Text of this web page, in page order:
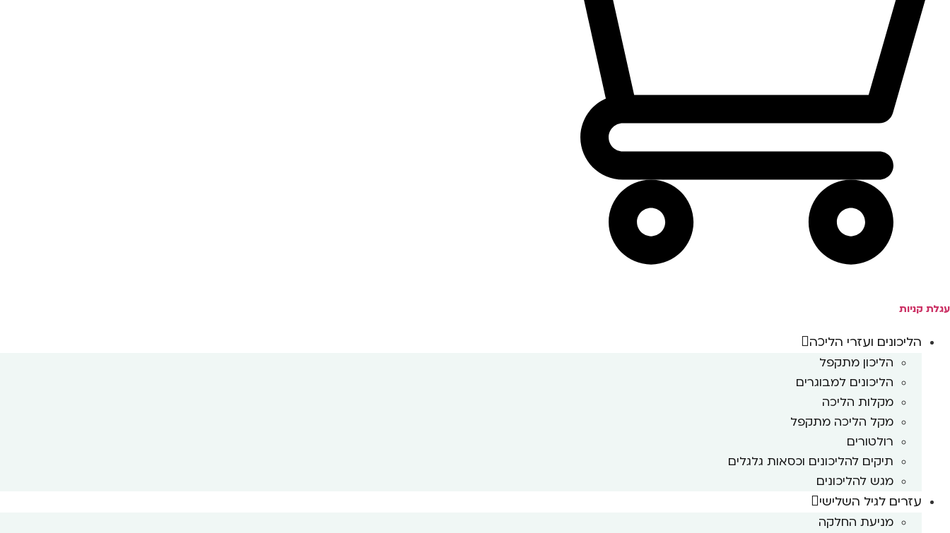
עגלת קניות
הליכונים ועזרי הליכה
הליכון מתקפל
הליכונים למבוגרים
מקלות הליכה
מקל הליכה מתקפל
רולטורים
תיקים להליכונים וכסאות גלגלים
מגש להליכונים
עזרים לגיל השלישי
מניעת החלקה